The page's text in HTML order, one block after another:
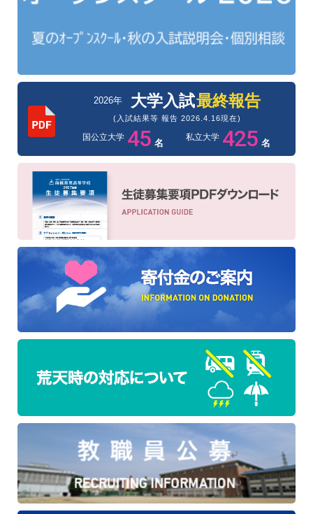
2026年 大学入試最終報告
(入試結果等 報告 2026.4.16現在)
国公立大学 45 名
私立大学 425 名